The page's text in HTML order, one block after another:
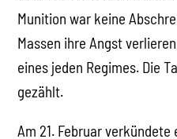
Munition war keine
Massen ihre Angst
eines jeden Regimes. Die
gezählt.
Am 21. Februar